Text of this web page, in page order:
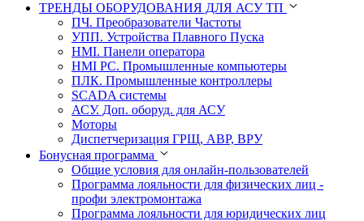
ТРЕНДЫ ОБОРУДОВАНИЯ ДЛЯ АСУ ТП
ПЧ. Преобразователи Частоты
УПП. Устройства Плавного Пуска
HMI. Панели оператора
HMI РС. Промышленные компьютеры
ПЛК. Промышленные контроллеры
SCADA системы
АСУ. Доп. оборуд. для АСУ
Моторы
Диспетчеризация ГРЩ, АВР, ВРУ
Бонусная программа
Общие условия для онлайн-пользователей
Программа лояльности для физических лиц -
профи электромонтажа
Программа лояльности для юридических лиц